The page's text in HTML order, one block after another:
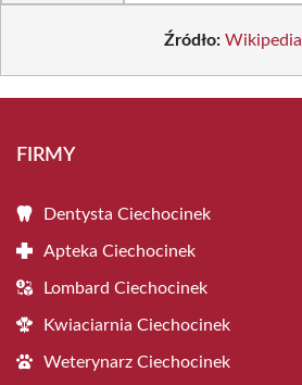
Źródło: Wikipedia
FIRMY
Dentysta Ciechocinek
Apteka Ciechocinek
Lombard Ciechocinek
Kwiaciarnia Ciechocinek
Weterynarz Ciechocinek